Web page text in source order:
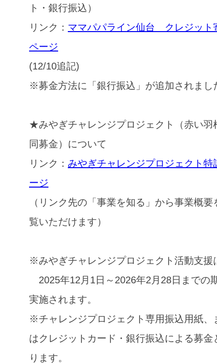
ト・銀行振込）
リンク： ママパパライン仙台 クレジット
ページ
(12/10追記)
※募金方法に「銀行振込」が追加されまし
★みやぎチャレンジプロジェクト（赤い羽
同募金）について
リンク： みやぎチャレンジプロジェクト特
ージ
（リンク先の「事業を知る」から事業概要
覧いただけます）
※みやぎチャレンジプロジェクト活動支援
2025年12月1日～2026年2月28日までの
実施されます。
※チャレンジプロジェクト専用振込用紙、
はクレジットカード・銀行振込による募金
ります。